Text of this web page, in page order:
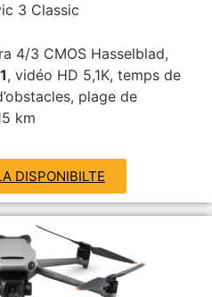
3 Classic
4/3 CMOS Hasselblad,
, vidéo HD 5,1K, temps de
plage de
km
DISPONIBILTE